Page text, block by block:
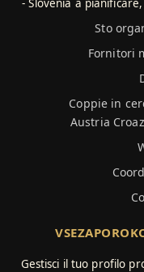
- Slovenia a
Sto
Fornitori
Coppie in
Austria
Gestisci il tuo profilo